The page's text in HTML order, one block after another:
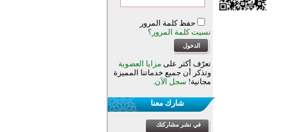
حفظ كلمة المرور
نسيت كلمة المرور؟
تعرّف أكثر على مزايا العضوية
وتذكر أن جميع خدماتنا المميزة
مجانية! سجل الآن.
شارك معنا
في نشر مشاركتك